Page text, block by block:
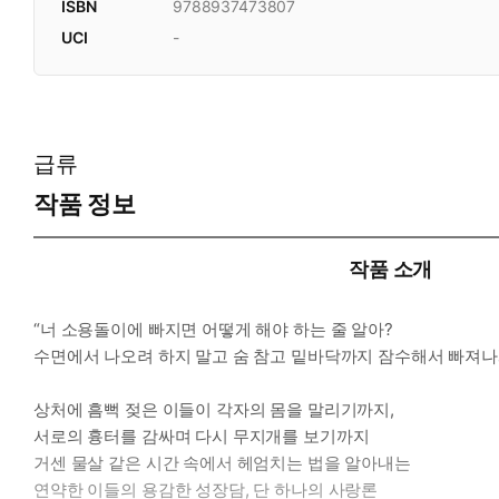
ISBN
9788937473807
UCI
-
급류
작품 정보
작품 소개
“너 소용돌이에 빠지면 어떻게 해야 하는 줄 알아?
수면에서 나오려 하지 말고 숨 참고 밑바닥까지 잠수해서 빠져나
상처에 흠뻑 젖은 이들이 각자의 몸을 말리기까지,
서로의 흉터를 감싸며 다시 무지개를 보기까지
거센 물살 같은 시간 속에서 헤엄치는 법을 알아내는
연약한 이들의 용감한 성장담, 단 하나의 사랑론